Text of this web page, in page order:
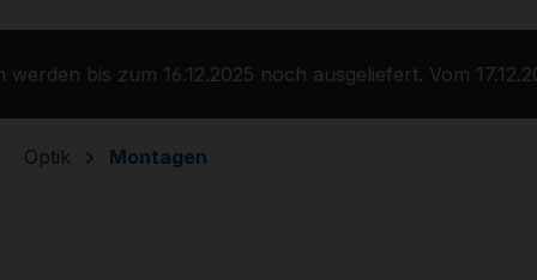
bis zum 16.12.2025 noch ausgeliefert. Vom
Optik Montagen